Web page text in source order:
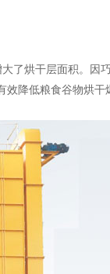
了烘干层面积。因
效降低粮食谷物烘干